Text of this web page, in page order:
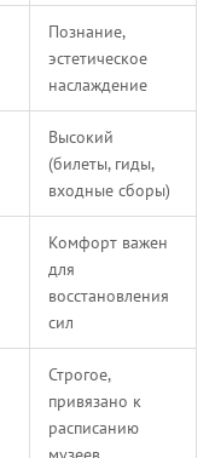
Познание,
эстетическое
наслаждение
Высокий
(билеты, гиды,
входные сборы)
Комфорт важен
для
восстановления
сил
Строгое,
привязано к
расписанию